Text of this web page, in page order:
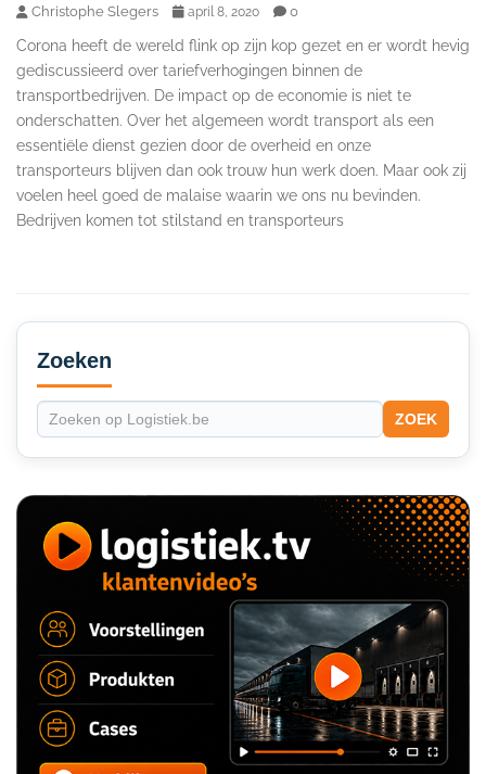
Christophe Slegers april 8, 2020 0
Corona heeft de wereld flink op zijn kop gezet en er wordt hevig
gediscussieerd over tariefverhogingen binnen de
transportbedrijven. De impact op de economie is niet te
onderschatten. Over het algemeen wordt transport als een
essentiële dienst gezien door de overheid en onze
transporteurs blijven dan ook trouw hun werk doen. Maar ook zij
voelen heel goed de malaise waarin we ons nu bevinden.
Bedrijven komen tot stilstand en transporteurs
Secondary
Sidebar
Zoeken
ZOEK